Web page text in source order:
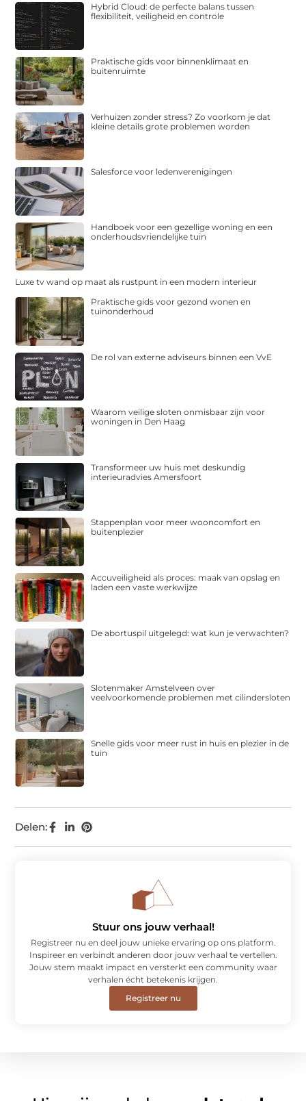
Delen:
Hybrid Cloud: de perfecte balans tussen
flexibiliteit, veiligheid en controle
Praktische gids voor binnenklimaat en
buitenruimte
Verhuizen zonder stress? Zo voorkom je dat
kleine details grote problemen worden
Salesforce voor ledenverenigingen
Handboek voor een gezellige woning en een
onderhoudsvriendelijke tuin
Luxe tv wand op maat als rustpunt in een modern interieur
Praktische gids voor gezond wonen en
tuinonderhoud
De rol van externe adviseurs binnen een VvE
Waarom veilige sloten onmisbaar zijn voor
woningen in Den Haag
Transformeer uw huis met deskundig
interieuradvies Amersfoort
Stappenplan voor meer wooncomfort en
buitenplezier
Accuveiligheid als proces: maak van opslag en
laden een vaste werkwijze
De abortuspil uitgelegd: wat kun je verwachten?
Slotenmaker Amstelveen over
veelvoorkomende problemen met cilindersloten
Snelle gids voor meer rust in huis en plezier in de
tuin
Stuur ons jouw verhaal!
Registreer nu en deel jouw unieke ervaring op ons platform.
Inspireer en verbindt anderen door jouw verhaal te vertellen.
Jouw stem maakt impact en versterkt een community waar
verhalen écht betekenis krijgen.
Registreer nu